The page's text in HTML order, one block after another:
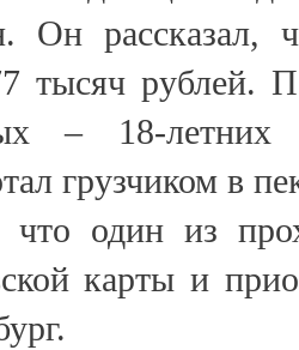
Он рассказал,
тысяч рублей.
– 18-
грузчиком в
что один из
карты и